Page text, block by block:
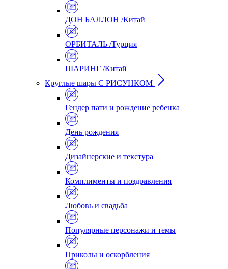
ДОН БАЛЛОН /Китай
ОРБИТАЛЬ /Турция
ШАРИНГ /Китай
Круглые шары С РИСУНКОМ
Гендер пати и рождение ребенка
День рождения
Дизайнерские и текстура
Комплименты и поздравления
Любовь и свадьба
Популярные персонажи и темы
Приколы и оскорбления